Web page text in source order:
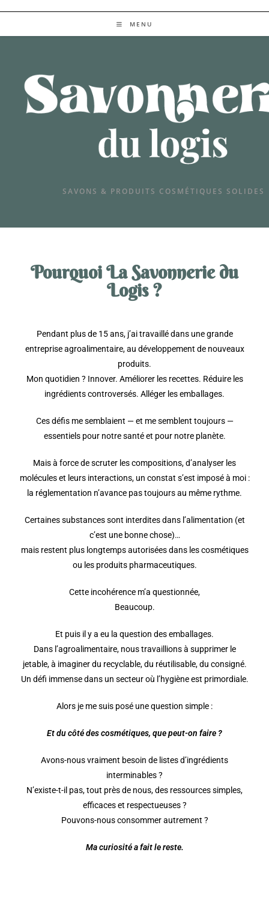
MENU
SAVONS & PRODUITS COSMÉTIQUES SOLIDES
Pourquoi La Savonnerie du
Logis ?
Pendant plus de 15 ans, j’ai travaillé dans une grande
entreprise agroalimentaire, au développement de nouveaux
produits.
Mon quotidien ? Innover. Améliorer les recettes. Réduire les
ingrédients controversés. Alléger les emballages.
Ces défis me semblaient — et me semblent toujours —
essentiels pour notre santé et pour notre planète.
Mais à force de scruter les compositions, d’analyser les
molécules et leurs interactions, un constat s’est imposé à moi :
la réglementation n’avance pas toujours au même rythme.
Certaines substances sont interdites dans l’alimentation (et
c’est une bonne chose)…
mais restent plus longtemps autorisées dans les cosmétiques
ou les produits pharmaceutiques.
Cette incohérence m’a questionnée,
Beaucoup.
Et puis il y a eu la question des emballages.
Dans l’agroalimentaire, nous travaillions à supprimer le
jetable, à imaginer du recyclable, du réutilisable, du consigné.
Un défi immense dans un secteur où l’hygiène est primordiale.
Alors je me suis posé une question simple :
Et du côté des cosmétiques, que peut-on faire ?
Avons-nous vraiment besoin de listes d’ingrédients
interminables ?
N’existe-t-il pas, tout près de nous, des ressources simples,
efficaces et respectueuses ?
Pouvons-nous consommer autrement ?
Ma curiosité a fait le reste.